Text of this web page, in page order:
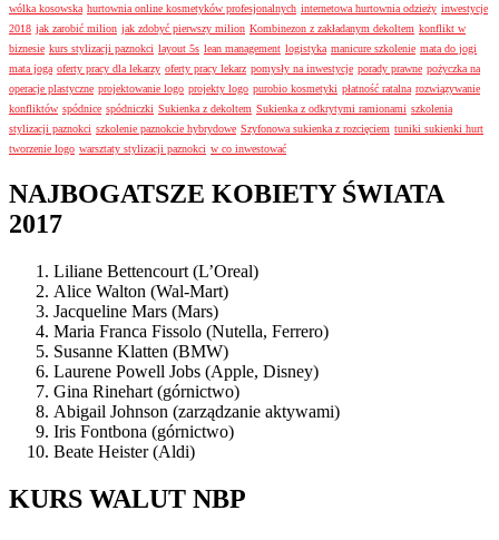
wólka kosowska hurtownia online kosmetyków profesjonalnych internetowa hurtownia odzieży inwestycje
2018 jak zarobić milion jak zdobyć pierwszy milion Kombinezon z zakładanym dekoltem konflikt w
biznesie kurs stylizacji paznokci layout 5s lean management logistyka manicure szkolenie mata do jogi
mata joga oferty pracy dla lekarzy oferty pracy lekarz pomysły na inwestycje porady prawne pożyczka na
operacje plastyczne projektowanie logo projekty logo purobio kosmetyki płatność ratalna rozwiązywanie
konfliktów spódnice spódniczki Sukienka z dekoltem Sukienka z odkrytymi ramionami szkolenia
stylizacji paznokci szkolenie paznokcie hybrydowe Szyfonowa sukienka z rozcięciem tuniki sukienki hurt
tworzenie logo warsztaty stylizacji paznokci w co inwestować
NAJBOGATSZE KOBIETY ŚWIATA
2017
Liliane Bettencourt (L’Oreal)
Alice Walton (Wal-Mart)
Jacqueline Mars (Mars)
Maria Franca Fissolo (Nutella, Ferrero)
Susanne Klatten (BMW)
Laurene Powell Jobs (Apple, Disney)
Gina Rinehart (górnictwo)
Abigail Johnson (zarządzanie aktywami)
Iris Fontbona (górnictwo)
Beate Heister (Aldi)
KURS WALUT NBP